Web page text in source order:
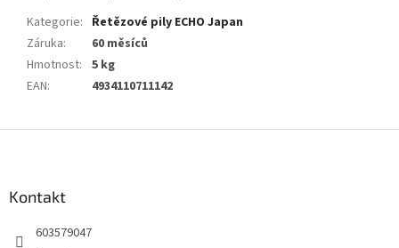
Kategorie: Řetězové pily ECHO Japan
Záruka:
60 měsíců
Hmotnost: 5 kg
EAN: 4934110711142
Kontakt
603579047